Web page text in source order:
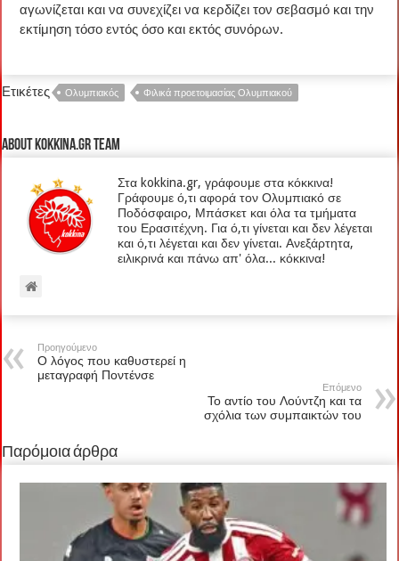
αγωνίζεται και να συνεχίζει να κερδίζει τον σεβασμό και την
εκτίμηση τόσο εντός όσο και εκτός συνόρων.
Ετικέτες Ολυμπιακός Φιλικά προετοιμασίας Ολυμπιακού
About kokkina.gr TEAM
Στα kokkina.gr, γράφουμε στα κόκκινα!
Γράφουμε ό,τι αφορά τον Ολυμπιακό σε
Ποδόσφαιρο, Μπάσκετ και όλα τα τμήματα
του Ερασιτέχνη. Για ό,τι γίνεται και δεν λέγεται
και ό,τι λέγεται και δεν γίνεται. Ανεξάρτητα,
ειλικρινά και πάνω απ' όλα... κόκκινα!
Προηγούμενο
Ο λόγος που καθυστερεί η
μεταγραφή Ποντένσε
Επόμενο
Το αντίο του Λούντζη και τα
σχόλια των συμπαικτών του
Παρόμοια άρθρα